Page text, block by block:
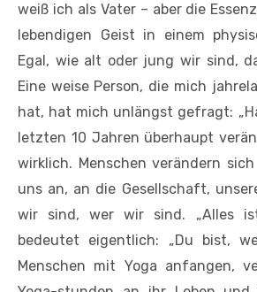
weiß ich als Vater – aber die
lebendigen Geist in einem
Egal, wie alt oder jung wir sind,
Eine weise Person, die mich
hat, hat mich unlängst gefragt:
letzten 10 Jahren überhaupt
wirklich. Menschen verändern
uns an, an die Gesellschaft,
wir sind, wer wir sind. „Alles
bedeutet eigentlich: „Du bist,
Menschen mit Yoga anfangen,